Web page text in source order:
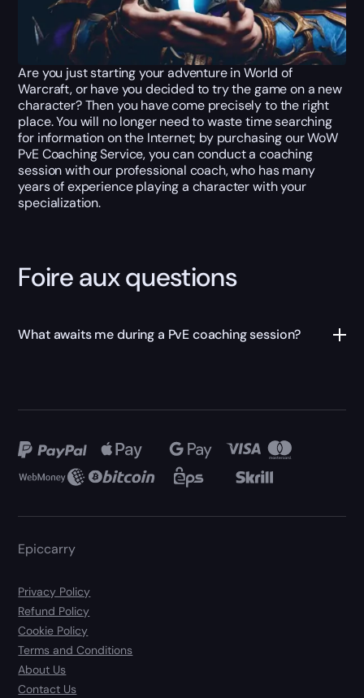
Are you just starting your adventure in World of
Warcraft, or have you decided to try the game on a new
character? Then you have come precisely to the right
place. You will no longer need to waste time searching
for information on the Internet; by purchasing our WoW
PvE Coaching Service, you can conduct a coaching
session with our professional coach, who has many
years of experience playing a character with your
specialization.
Foire aux questions
What awaits me during a PvE coaching session?
Epiccarry
Privacy Policy
Refund Policy
Cookie Policy
Terms and Conditions
About Us
Contact Us